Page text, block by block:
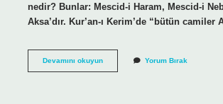
nedir? Bunlar: Mescid-i Haram, Mescid-i
Aksa’dır. Kur’an-ı Kerim’de “bütün camiler
Devamını okuyunDinimizde
Yorum Bırak